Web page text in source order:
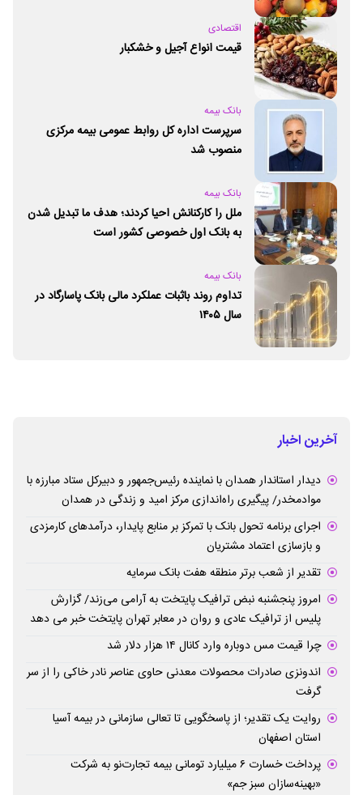
اقتصادی
قیمت انواع آجیل و خشکبار
بانک بیمه
سرپرست اداره کل روابط عمومی بیمه مرکزی
منصوب شد
بانک بیمه
ملل را کارکنانش احیا کردند؛ هدف ما تبدیل شدن
به بانک اول خصوصی کشور است
بانک بیمه
تداوم روند باثبات عملکرد مالی بانک پاسارگاد در
سال ۱۴۰۵
آخرین اخبار
دیدار استاندار همدان با نماینده رئیس‌جمهور و دبیرکل ستاد مبارزه با
موادمخدر/ پیگیری راه‌اندازی مرکز امید و زندگی در همدان
اجرای برنامه تحول بانک با تمرکز بر منابع پایدار، درآمدهای کارمزدی
و بازسازی اعتماد مشتریان
تقدیر از شعب برتر منطقه هفت بانک سرمایه
امروز پنجشنبه نبض ترافیک پایتخت به آرامی می‌زند/ گزارش
پلیس از ترافیک عادی و روان در معابر تهران پایتخت خبر می دهد
چرا قیمت مس دوباره وارد کانال ۱۴ هزار دلار شد
اندونزی صادرات محصولات معدنی حاوی عناصر نادر خاکی را از سر
گرفت
روایت یک تقدیر؛ از پاسخگویی تا تعالی سازمانی در بیمه آسیا
استان اصفهان
پرداخت خسارت ۶ میلیارد تومانی بیمه تجارت‌نو به شرکت
«بهینه‌سازان سبز جم»